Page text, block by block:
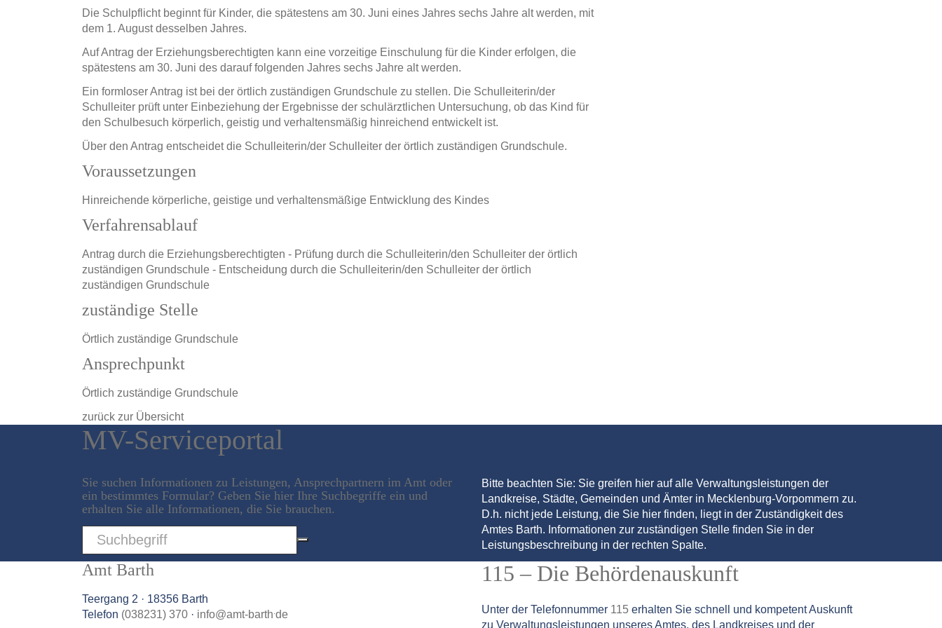
Die Schulpflicht beginnt für Kinder, die spätestens am 30. Juni eines Jahres sechs Jahre alt werden, mit
dem 1. August desselben Jahres.
Auf Antrag der Erziehungsberechtigten kann eine vorzeitige Einschulung für die Kinder erfolgen, die
spätestens am 30. Juni des darauf folgenden Jahres sechs Jahre alt werden.
Ein formloser Antrag ist bei der örtlich zuständigen Grundschule zu stellen. Die Schulleiterin/der
Schulleiter prüft unter Einbeziehung der Ergebnisse der schulärztlichen Untersuchung, ob das Kind für
den Schulbesuch körperlich, geistig und verhaltensmäßig hinreichend entwickelt ist.
Über den Antrag entscheidet die Schulleiterin/der Schulleiter der örtlich zuständigen Grundschule.
Voraussetzungen
Hinreichende körperliche, geistige und verhaltensmäßige Entwicklung des Kindes
Verfahrensablauf
Antrag durch die Erziehungsberechtigten - Prüfung durch die Schulleiterin/den Schulleiter der örtlich
zuständigen Grundschule - Entscheidung durch die Schulleiterin/den Schulleiter der örtlich
zuständigen Grundschule
zuständige Stelle
Örtlich zuständige Grundschule
Ansprechpunkt
Örtlich zuständige Grundschule
zurück zur Übersicht
MV-Serviceportal
Sie suchen Informationen zu Leistungen, Ansprechpartnern im Amt oder
ein bestimmtes Formular? Geben Sie hier Ihre Suchbegriffe ein und
erhalten Sie alle Informationen, die Sie brauchen.
Sword
Bitte beachten Sie: Sie greifen hier auf alle Verwaltungsleistungen der
Landkreise, Städte, Gemeinden und Ämter in Mecklenburg-Vorpommern zu.
D.h. nicht jede Leistung, die Sie hier finden, liegt in der Zuständigkeit des
Amtes Barth. Informationen zur zuständigen Stelle finden Sie in der
Leistungsbeschreibung in der rechten Spalte.
Amt Barth
Teergang 2 · 18356 Barth
Telefon (038231) 370 · info@amt-barth.de
115 – Die Behördenauskunft
Unter der Telefonnummer 115 erhalten Sie schnell und kompetent Auskunft
zu Verwaltungsleistungen unseres Amtes, des Landkreises und der